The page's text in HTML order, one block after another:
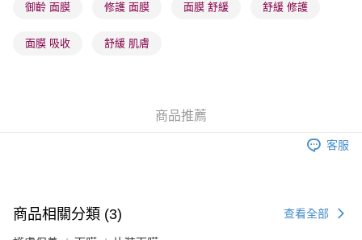
取。逾期會取消訂單，並不會安排重寄
取。逾期會取消訂單，並不會安排重寄
御齡 面膜 修護 面膜 面膜 舒緩 舒緩 修護
面膜 吸收 舒緩 肌膚
商品推薦
客服
商品相關分類 (3) 查看全部